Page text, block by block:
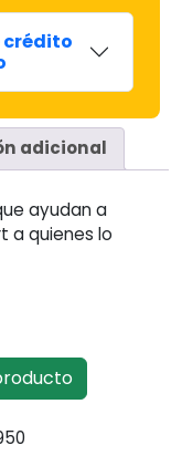
crédito
adicional
ayudan a
a quienes lo